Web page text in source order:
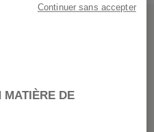
PRIX DOUX
MATIÈRE DE
Continuer sans accepter